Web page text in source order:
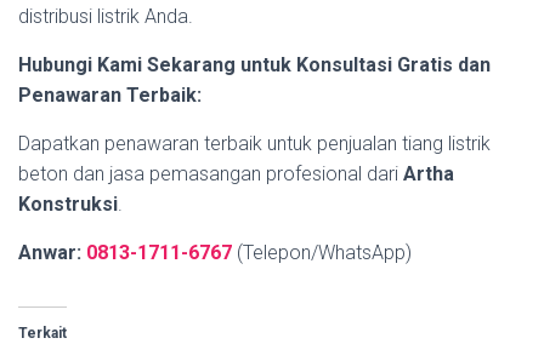
distribusi listrik Anda.
Hubungi Kami Sekarang untuk Konsultasi Gratis dan
Penawaran Terbaik:
Dapatkan penawaran terbaik untuk penjualan tiang listrik
beton dan jasa pemasangan profesional dari Artha
Konstruksi.
Anwar: 0813-1711-6767 (Telepon/WhatsApp)
Terkait